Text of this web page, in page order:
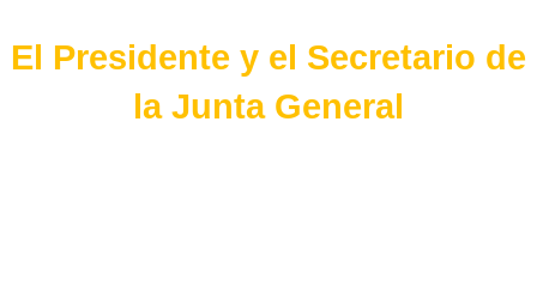
El Presidente y el Secretario de
la Junta General